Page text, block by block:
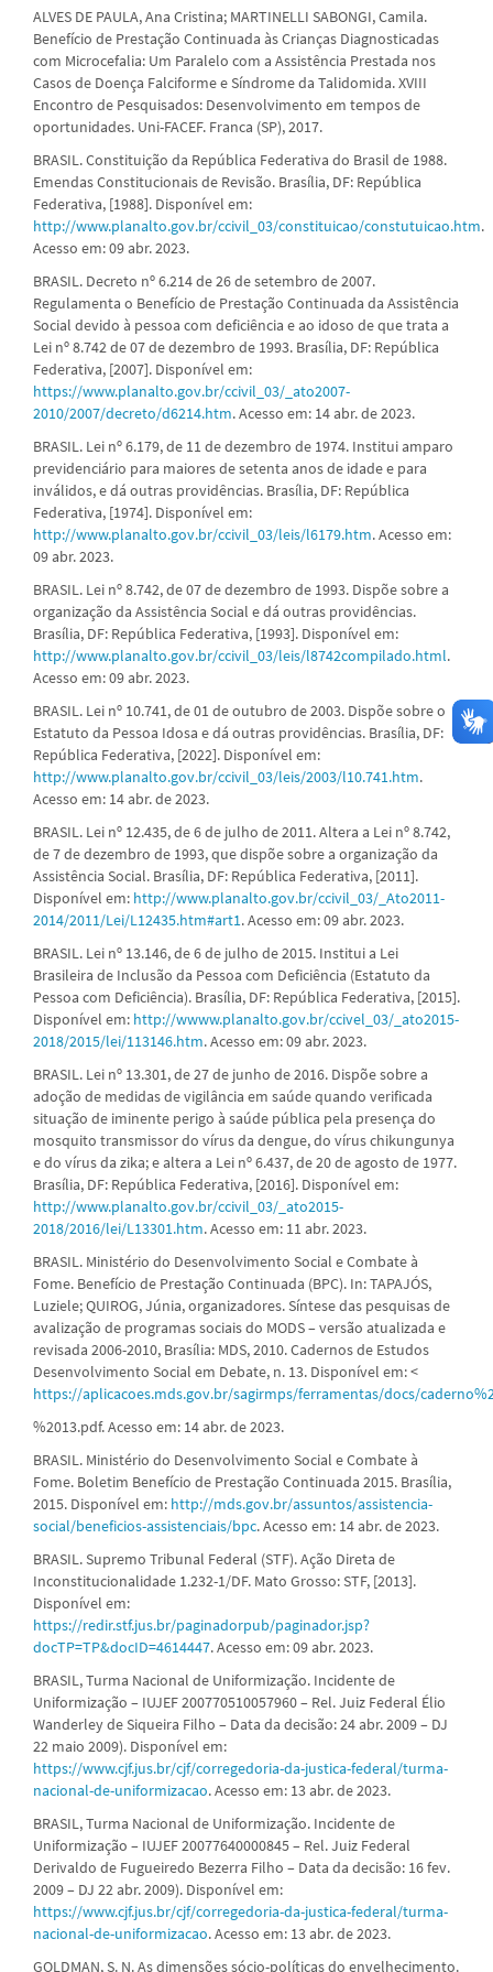
ALVES DE PAULA, Ana Cristina; MARTINELLI SABONGI, Camila.
Benefício de Prestação Continuada às Crianças Diagnosticadas
com Microcefalia: Um Paralelo com a Assistência Prestada nos
Casos de Doença Falciforme e Síndrome da Talidomida. XVIII
Encontro de Pesquisados: Desenvolvimento em tempos de
oportunidades. Uni-FACEF. Franca (SP), 2017.
BRASIL. Constituição da República Federativa do Brasil de 1988.
Emendas Constitucionais de Revisão. Brasília, DF: República
Federativa, [1988]. Disponível em:
http://www.planalto.gov.br/ccivil_03/constituicao/constutuicao.htm.
Acesso em: 09 abr. 2023.
BRASIL. Decreto nº 6.214 de 26 de setembro de 2007.
Regulamenta o Benefício de Prestação Continuada da Assistência
Social devido à pessoa com deficiência e ao idoso de que trata a
Lei nº 8.742 de 07 de dezembro de 1993. Brasília, DF: República
Federativa, [2007]. Disponível em:
https://www.planalto.gov.br/ccivil_03/_ato2007-
2010/2007/decreto/d6214.htm. Acesso em: 14 abr. de 2023.
BRASIL. Lei nº 6.179, de 11 de dezembro de 1974. Institui amparo
previdenciário para maiores de setenta anos de idade e para
inválidos, e dá outras providências. Brasília, DF: República
Federativa, [1974]. Disponível em:
http://www.planalto.gov.br/ccivil_03/leis/l6179.htm. Acesso em:
09 abr. 2023.
BRASIL. Lei nº 8.742, de 07 de dezembro de 1993. Dispõe sobre a
organização da Assistência Social e dá outras providências.
Brasília, DF: República Federativa, [1993]. Disponível em:
http://www.planalto.gov.br/ccivil_03/leis/l8742compilado.html.
Acesso em: 09 abr. 2023.
BRASIL. Lei nº 10.741, de 01 de outubro de 2003. Dispõe sobre o
Estatuto da Pessoa Idosa e dá outras providências. Brasília, DF:
República Federativa, [2022]. Disponível em:
http://www.planalto.gov.br/ccivil_03/leis/2003/l10.741.htm.
Acesso em: 14 abr. de 2023.
BRASIL. Lei nº 12.435, de 6 de julho de 2011. Altera a Lei nº 8.742,
de 7 de dezembro de 1993, que dispõe sobre a organização da
Assistência Social. Brasília, DF: República Federativa, [2011].
Disponível em: http://www.planalto.gov.br/ccivil_03/_Ato2011-
2014/2011/Lei/L12435.htm#art1. Acesso em: 09 abr. 2023.
BRASIL. Lei nº 13.146, de 6 de julho de 2015. Institui a Lei
Brasileira de Inclusão da Pessoa com Deficiência (Estatuto da
Pessoa com Deficiência). Brasília, DF: República Federativa, [2015].
Disponível em: http://wwww.planalto.gov.br/ccivel_03/_ato2015-
2018/2015/lei/113146.htm. Acesso em: 09 abr. 2023.
BRASIL. Lei nº 13.301, de 27 de junho de 2016. Dispõe sobre a
adoção de medidas de vigilância em saúde quando verificada
situação de iminente perigo à saúde pública pela presença do
mosquito transmissor do vírus da dengue, do vírus chikungunya
e do vírus da zika; e altera a Lei nº 6.437, de 20 de agosto de 1977.
Brasília, DF: República Federativa, [2016]. Disponível em:
http://www.planalto.gov.br/ccivil_03/_ato2015-
2018/2016/lei/L13301.htm. Acesso em: 11 abr. 2023.
BRASIL. Ministério do Desenvolvimento Social e Combate à
Fome. Benefício de Prestação Continuada (BPC). In: TAPAJÓS,
Luziele; QUIROG, Júnia, organizadores. Síntese das pesquisas de
avalização de programas sociais do MODS – versão atualizada e
revisada 2006-2010, Brasília: MDS, 2010. Cadernos de Estudos
Desenvolvimento Social em Debate, n. 13. Disponível em: <
https://aplicacoes.mds.gov.br/sagirmps/ferramentas/docs/
%2013.pdf. Acesso em: 14 abr. de 2023.
BRASIL. Ministério do Desenvolvimento Social e Combate à
Fome. Boletim Benefício de Prestação Continuada 2015. Brasília,
2015. Disponível em: http://mds.gov.br/assuntos/assistencia-
social/beneficios-assistenciais/bpc. Acesso em: 14 abr. de 2023.
BRASIL. Supremo Tribunal Federal (STF). Ação Direta de
Inconstitucionalidade 1.232-1/DF. Mato Grosso: STF, [2013].
Disponível em:
https://redir.stf.jus.br/paginadorpub/paginador.jsp?
docTP=TP&docID=4614447. Acesso em: 09 abr. 2023.
BRASIL, Turma Nacional de Uniformização. Incidente de
Uniformização – IUJEF 200770510057960 – Rel. Juiz Federal Élio
Wanderley de Siqueira Filho – Data da decisão: 24 abr. 2009 – DJ
22 maio 2009). Disponível em:
https://www.cjf.jus.br/cjf/corregedoria-da-justica-federal/turma-
nacional-de-uniformizacao. Acesso em: 13 abr. de 2023.
BRASIL, Turma Nacional de Uniformização. Incidente de
Uniformização – IUJEF 20077640000845 – Rel. Juiz Federal
Derivaldo de Fugueiredo Bezerra Filho – Data da decisão: 16 fev.
2009 – DJ 22 abr. 2009). Disponível em:
https://www.cjf.jus.br/cjf/corregedoria-da-justica-federal/turma-
nacional-de-uniformizacao. Acesso em: 13 abr. de 2023.
GOLDMAN, S. N. As dimensões sócio-políticas do envelhecimento.